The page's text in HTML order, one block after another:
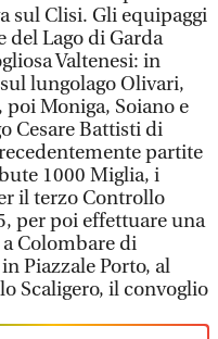
sul Clisi. Gli equipaggi
del Lago di Garda
Valtenesi: in
lungolago Olivari,
poi Moniga, Soiano e
Cesare Battisti di
partite
1000 Miglia, i
il terzo Controllo
per poi effettuare una
Colombare di
Piazzale Porto, al
Scaligero, il convoglio